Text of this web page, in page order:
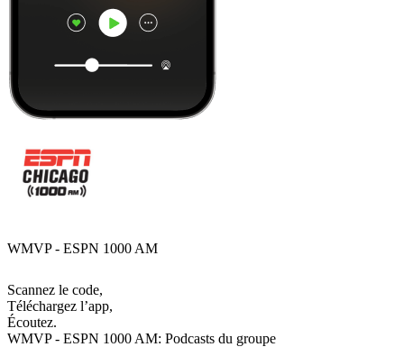
WMVP - ESPN 1000 AM
Scannez le code,
Téléchargez l’app,
Écoutez.
WMVP - ESPN 1000 AM: Podcasts du groupe